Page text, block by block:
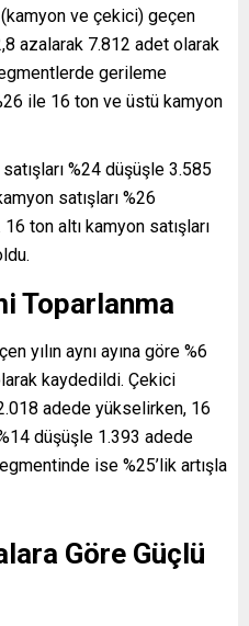
(kamyon ve çekici) geçen
azalarak 7.812 adet olarak
gerileme
ile 16 ton ve üstü kamyon
%24 düşüşle 3.585
satışları %26
ton altı kamyon satışları
Toparlanma
yılın aynı ayına göre %6
kaydedildi. Çekici
adede yükselirken, 16
düşüşle 1.393 adede
ise %25’lik artışla
Göre Güçlü